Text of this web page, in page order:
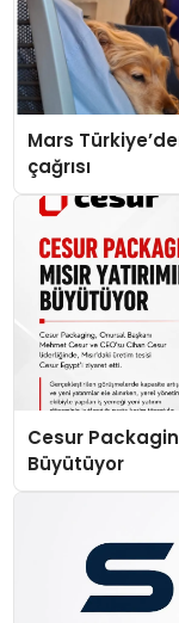
Mars
çağrısı
Cesur
Büyütüyor